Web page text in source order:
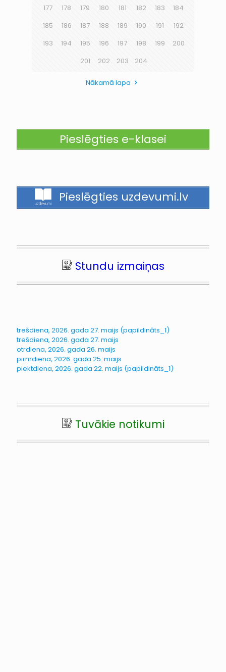
177
178 179 180 181 182 183
184
185
186 187 188 189 190 191
192
193
194 195 196 197 198 199
200
201
202 203 204
Nākamā lapa
Pieslēgties e-klasei
Pieslēgties uzdevumi.lv
Stundu izmaiņas
trešdiena, 2026. gada 27. maijs (papildināts_1)
trešdiena, 2026. gada 27. maijs
otrdiena, 2026. gada 26. maijs
pirmdiena, 2026. gada 25. maijs
piektdiena, 2026. gada 22. maijs (papildināts_1)
Tuvākie notikumi